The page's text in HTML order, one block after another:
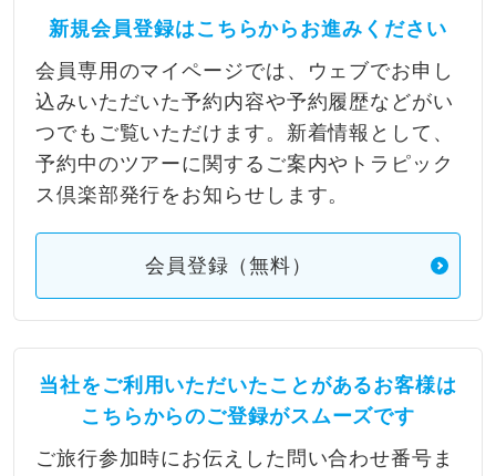
新規会員登録はこちらからお進みください
会員専用のマイページでは、ウェブでお申し
込みいただいた予約内容や予約履歴などがい
つでもご覧いただけます。新着情報として、
予約中のツアーに関するご案内やトラピック
ス倶楽部発行をお知らせします。
会員登録（無料）
当社をご利用いただいたことがあるお客様は
こちらからのご登録がスムーズです
ご旅行参加時にお伝えした問い合わせ番号ま